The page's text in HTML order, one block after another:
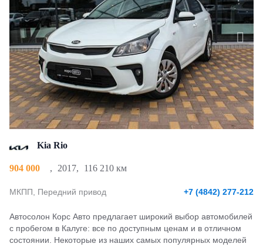
Kia Rio
904 000 , 2017, 116 210 км
МКПП, Передний привод +7 (4842) 277-212
Автосолон Корс Авто предлагает широкий выбор автомобилей
с пробегом в Калуге: все по доступным ценам и в отличном
состоянии. Некоторые из наших самых популярных моделей